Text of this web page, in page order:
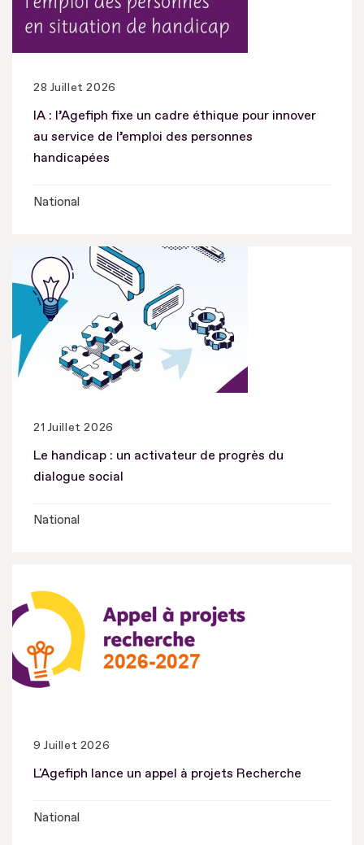
28 Juillet 2026
IA : l’Agefiph fixe un cadre éthique pour innover
au service de l’emploi des personnes
handicapées
National
21 Juillet 2026
Le handicap : un activateur de progrès du
dialogue social
National
9 Juillet 2026
L'Agefiph lance un appel à projets Recherche
National